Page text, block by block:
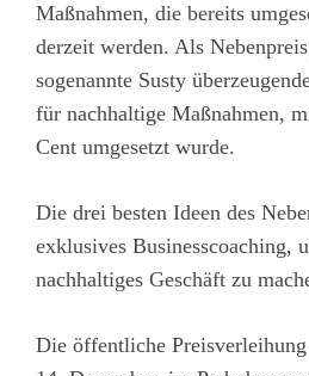
Maßnahmen, die bereits
derzeit werden. Als
sogenannte Susty
für nachhaltige Maßnahmen,
Cent umgesetzt wurde.
Die drei besten Ideen des
exklusives Businesscoaching,
nachhaltiges Geschäft zu
Die öffentliche